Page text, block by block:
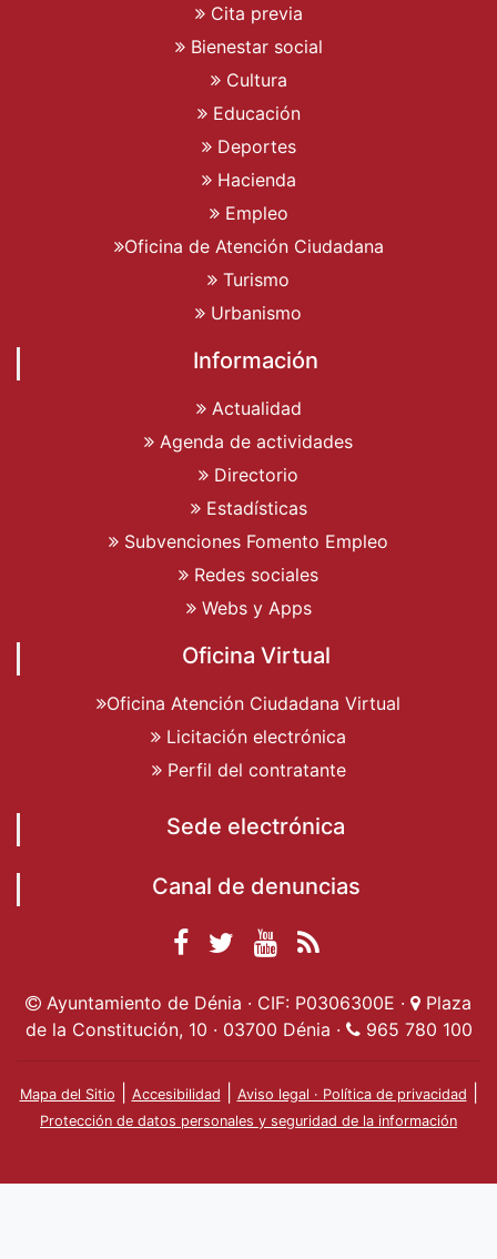
Cita previa
Bienestar social
Cultura
Educación
Deportes
Hacienda
Empleo
Oficina de Atención Ciudadana
Turismo
Urbanismo
Información
Actualidad
Agenda de actividades
Directorio
Estadísticas
Subvenciones Fomento Empleo
Redes sociales
Webs y Apps
Oficina Virtual
Oficina Atención Ciudadana Virtual
Licitación electrónica
Perfil del contratante
Sede electrónica
Canal de denuncias
Facebook
Ayuntamiento de
Dénia
Ayuntamiento de
Dénia
Ayuntamiento
de Dénia
Actualidad
Ayuntamiento de Dénia · CIF: P0306300E ·
Plaza
de la Constitución, 10 · 03700 Dénia ·
965 780 100
Mapa del Sitio Accesibilidad Aviso legal · Política de privacidad
Protección de datos personales y seguridad de la información